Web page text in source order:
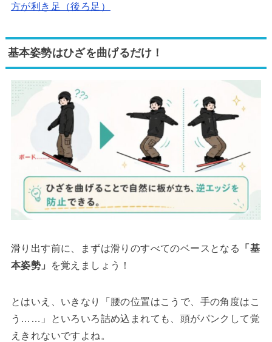
方が利き足（後ろ足）
基本姿勢はひざを曲げるだけ！
滑り出す前に、まずは滑りのすべてのベースとなる
「基
本姿勢」
を覚えましょう！
とはいえ、いきなり「腰の位置はこうで、手の角度はこ
う……」といろいろ詰め込まれても、頭がパンクして覚
えきれないですよね。